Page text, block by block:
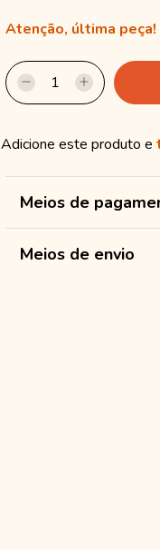
Atenção, última peça!
Adicione este produto e
Meios de
Meios de envio